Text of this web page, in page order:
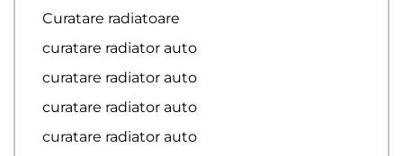
Curatare radiatoare
curatare radiator auto
curatare radiator auto
curatare radiator auto
curatare radiator auto